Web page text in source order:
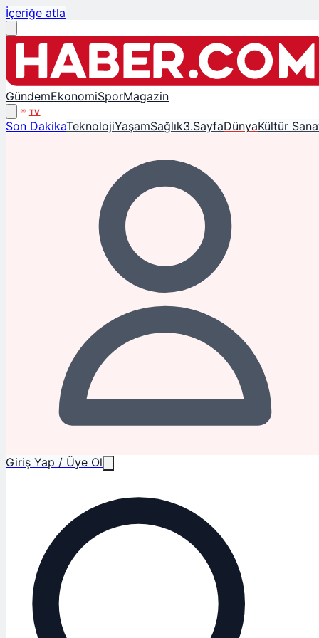
İçeriğe atla
GündemEkonomiSporMagazin
TV
Son DakikaTeknolojiYaşamSağlık3.SayfaDünyaKültür
Giriş Yap / Üye Ol